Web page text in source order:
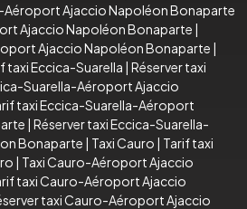
Aéroport Ajaccio Napoléon Bonaparte
Ajaccio Napoléon Bonaparte |
Ajaccio Napoléon Bonaparte |
taxi Eccica-Suarella | Réserver taxi
Suarella-Aéroport Ajaccio
taxi Eccica-Suarella-Aéroport
| Réserver taxi Eccica-Suarella-
Bonaparte | Taxi Cauro | Tarif taxi
| Taxi Cauro-Aéroport Ajaccio
taxi Cauro-Aéroport Ajaccio
taxi Cauro-Aéroport Ajaccio